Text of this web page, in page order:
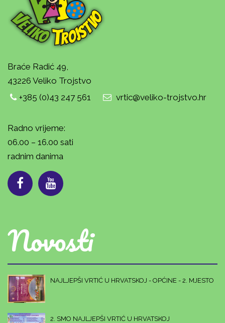
Braće Radić 49,
43226 Veliko Trojstvo
+385 (0)43 247 561
vrtic@veliko-trojstvo.hr
Radno vrijeme:
06.00 – 16.00 sati
radnim danima
Novosti
NAJLJEPŠI VRTIĆ U HRVATSKOJ - OPĆINE - 2. MJESTO
2. SMO NAJLJEPŠI VRTIĆ U HRVATSKOJ